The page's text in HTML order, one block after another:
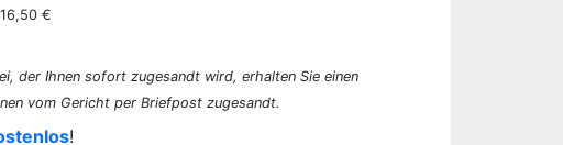
16,50 €
der Ihnen sofort zugesandt wird, erhalten Sie einen
vom Gericht per Briefpost zugesandt.
!